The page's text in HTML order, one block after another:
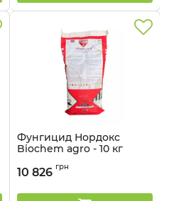
Фунгицид Нордокс
Biochem agro - 10 кг
10 826 грн